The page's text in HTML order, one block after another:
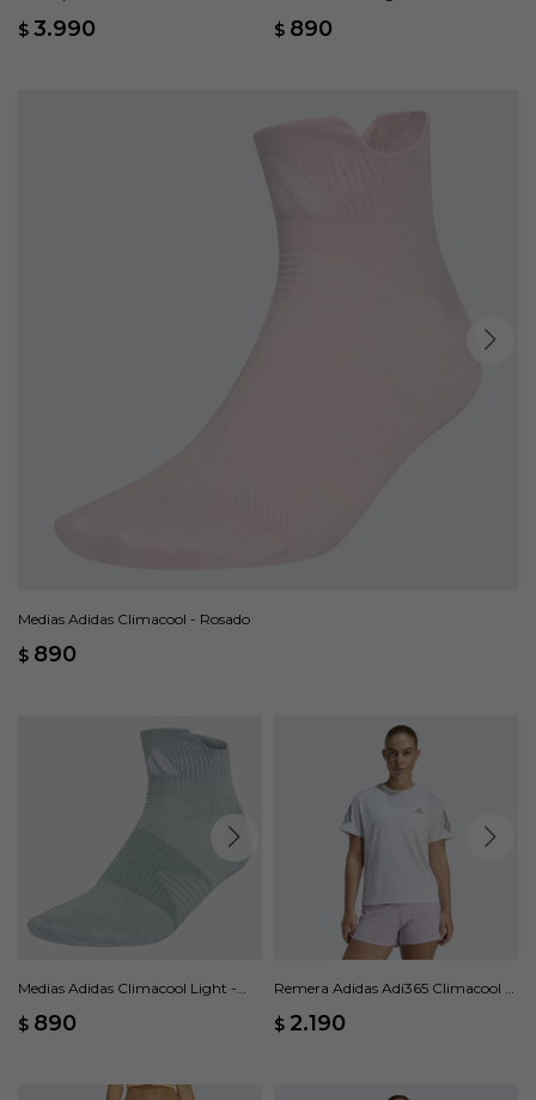
$ 3.990 $ 890
Medias Adidas Climacool - Rosado
$ 890
Medias Adidas Climacool Light -
$ 890
Remera Adidas Adi365 Climacool -
$ 2.190